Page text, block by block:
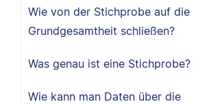
Wie von der Stichprobe auf die
Grundgesamtheit schließen?
Was genau ist eine Stichprobe?
Wie kann man Daten über die